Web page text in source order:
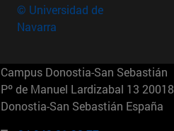
© Universidad de
Navarra
Campus Donostia-San Sebastián
Pº de Manuel Lardizabal 13 20018
Donostia-San Sebastián España